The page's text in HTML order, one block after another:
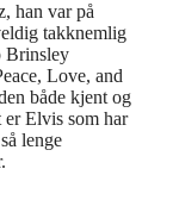
han var på
takknemlig
Brinsley
Love, and
både kjent og
Elvis som har
lenge